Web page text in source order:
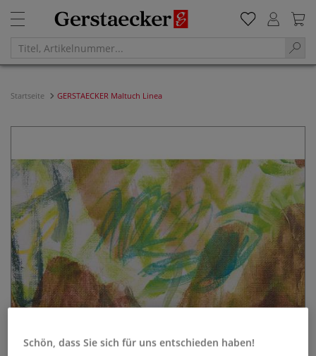
Startseite GERSTAECKER Maltuch Linea
Schön, dass Sie sich für uns entschieden haben!